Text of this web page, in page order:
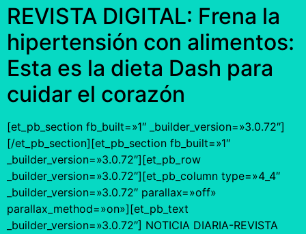
REVISTA DIGITAL: Frena la
hipertensión con alimentos:
Esta es la dieta Dash para
cuidar el corazón
[et_pb_section fb_built=»1″ _builder_version=»3.0.72″]
[/et_pb_section][et_pb_section fb_built=»1″
_builder_version=»3.0.72″][et_pb_row
_builder_version=»3.0.72″][et_pb_column type=»4_4″
_builder_version=»3.0.72″ parallax=»off»
parallax_method=»on»][et_pb_text
_builder_version=»3.0.72″] NOTICIA DIARIA-REVISTA